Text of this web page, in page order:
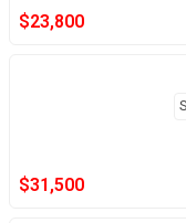
$23,800
$31,500